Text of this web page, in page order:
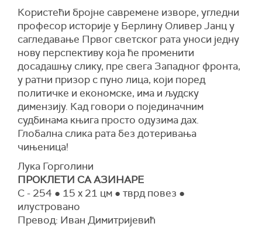
Користећи бројне савремене изворе, угледни
професор историје у Берлину Оливер Јанц у
сагледавање Првог светског рата уноси једну
нову перспективу која ће променити
досадашњу слику, пре свега Западног фронта,
у ратни призор с пуно лица, који поред
политичке и економске, има и људску
димензију. Кад говори о појединачним
судбинама књига просто одузима дах.
Глобална слика рата без дотеривања
чињеница!
Лука Горголини
ПРОКЛЕТИ СА АЗИНАРЕ
С - 254 ● 15 x 21 цм ● тврд повез ●
илустровано
Превод: Иван Димитријевић